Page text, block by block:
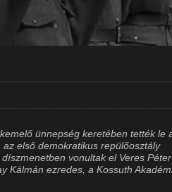
ünnepség keretében tették le
első demokratikus repülőosztály
vonultak el Veres Péter
Kálmán ezredes, a Kossuth